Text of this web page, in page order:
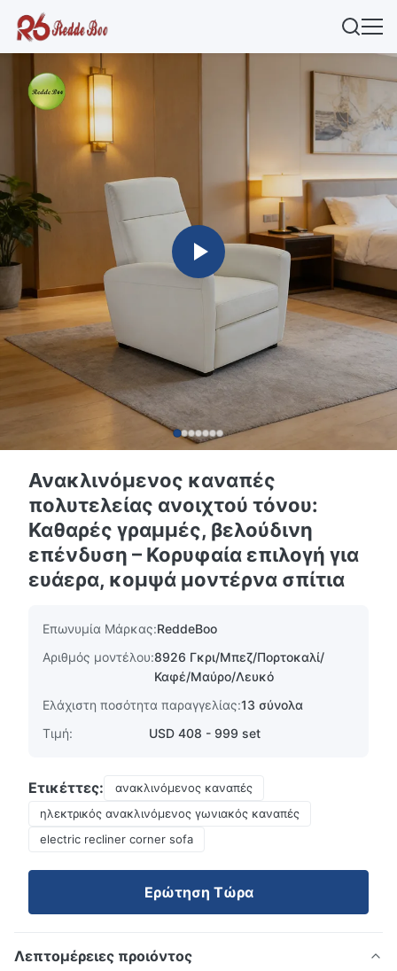
Ανακλινόμενος καναπές
πολυτελείας ανοιχτού τόνου:
Καθαρές γραμμές, βελούδινη
επένδυση – Κορυφαία επιλογή για
ευάερα, κομψά μοντέρνα σπίτια
Επωνυμία Μάρκας:ReddeBoo
Αριθμός μοντέλου:8926 Γκρι/Μπεζ/Πορτοκαλί/
Καφέ/Μαύρο/Λευκό
Ελάχιστη ποσότητα παραγγελίας:13 σύνολα
Τιμή:
USD 408 - 999 set
Ετικέττες:
ανακλινόμενος καναπές
ηλεκτρικός ανακλινόμενος γωνιακός καναπές
electric recliner corner sofa
Ερώτηση Τώρα
Λεπτομέρειες προιόντος